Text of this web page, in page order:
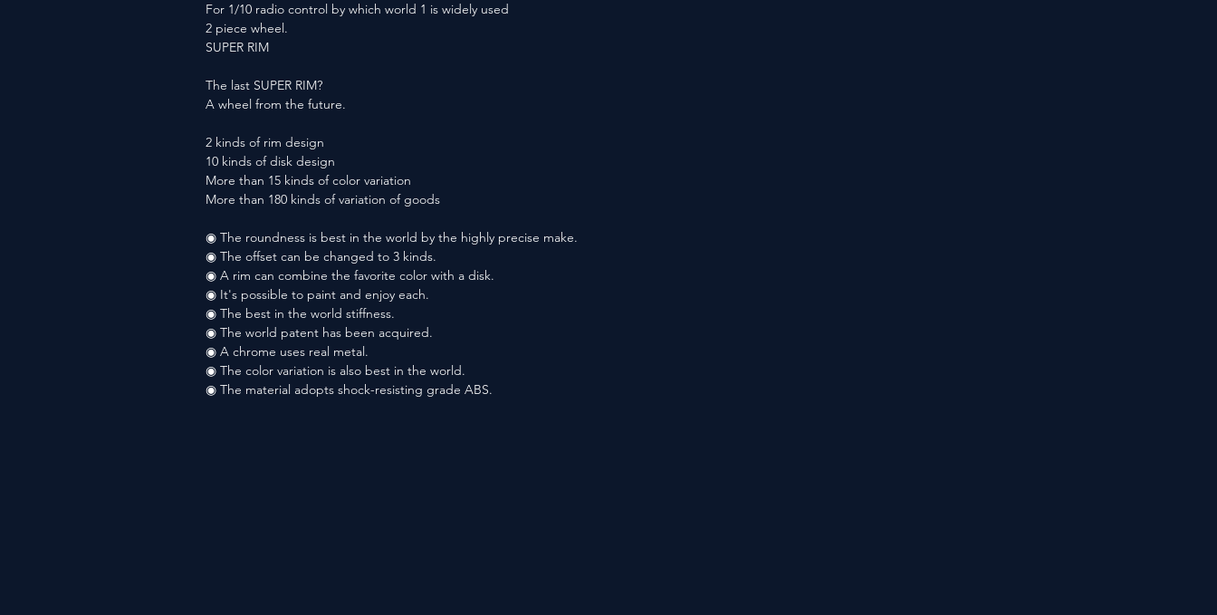
For 1/10 radio control by which world 1 is widely used
2 piece wheel.
SUPER RIM
The last SUPER RIM?
A wheel from the future.
2 kinds of rim design
10 kinds of disk design
More than 15 kinds of color variation
More than 180 kinds of variation of goods
◉ The roundness is best in the world by the highly precise make.
◉ The offset can be changed to 3 kinds.
◉ A rim can combine the favorite color with a disk.
◉ It's possible to paint and enjoy each.
◉ The best in the world stiffness.
◉ The world patent has been acquired.
◉ A chrome uses real metal.
◉ The color variation is also best in the world.
◉ The material adopts shock-resisting grade ABS.